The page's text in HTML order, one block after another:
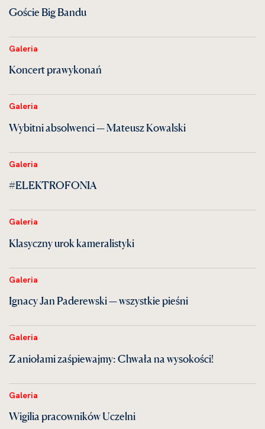
Goście Big Bandu
Galeria
Koncert prawykonań
Galeria
Wybitni absolwenci — Mateusz Kowalski
Galeria
#ELEKTROFONIA
Galeria
Klasyczny urok kameralistyki
Galeria
Ignacy Jan Paderewski — wszystkie pieśni
Galeria
Z aniołami zaśpiewajmy: Chwała na wysokości!
Galeria
Wigilia pracowników Uczelni